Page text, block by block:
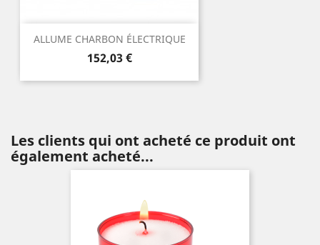
ALLUME CHARBON ÉLECTRIQUE
Prix
152,03 €
Les clients qui ont acheté ce produit ont
également acheté...